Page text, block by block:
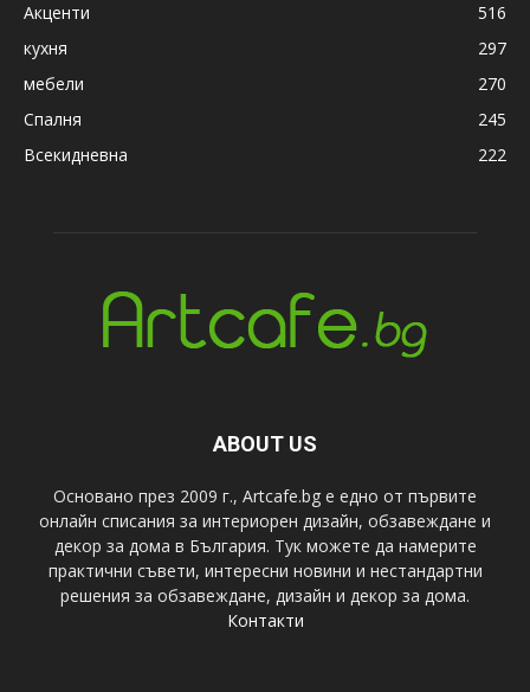
Акценти
516
кухня
297
мебели
270
Спалня
245
Всекидневна
222
ABOUT US
Основано през 2009 г., Artcafe.bg е едно от първите
онлайн списания за интериорен дизайн, обзавеждане и
декор за дома в България. Тук можете да намерите
практични съвети, интересни новини и нестандартни
решения за обзавеждане, дизайн и декор за дома.
Контакти